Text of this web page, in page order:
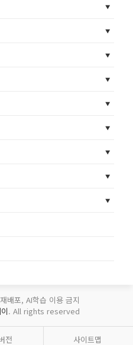
배포, AI학습 이용 금지
. All rights reserved
전 사이트맵